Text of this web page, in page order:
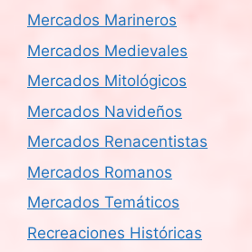
Mercados Marineros
Mercados Medievales
Mercados Mitológicos
Mercados Navideños
Mercados Renacentistas
Mercados Romanos
Mercados Temáticos
Recreaciones Históricas